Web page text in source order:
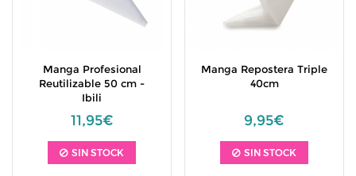
Manga Profesional
Reutilizable 50 cm -
Ibili
11,95€
SIN STOCK
Manga Repostera Triple
40cm
9,95€
SIN STOCK